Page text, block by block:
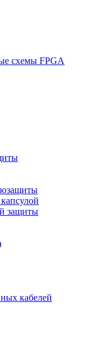
схемы FPGA
защиты
кабелей